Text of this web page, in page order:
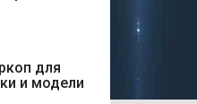
для
и модели